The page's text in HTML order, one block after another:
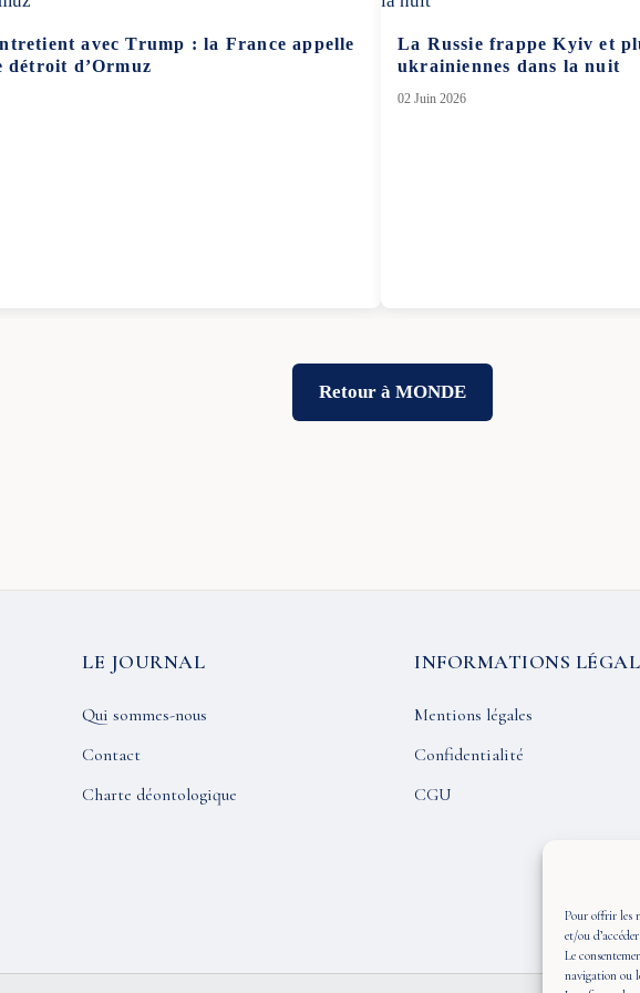
Pour offrir les
et/ou
Le
navigation ou
avec Trump : la France appelle
d’Ormuz
La Russie frappe Kyiv et
ukrainiennes dans la nuit
02 Juin 2026
Retour à MONDE
LE JOURNAL
Qui sommes-nous
Contact
Charte déontologique
INFORMATIONS
Mentions légales
Confidentialité
CGU